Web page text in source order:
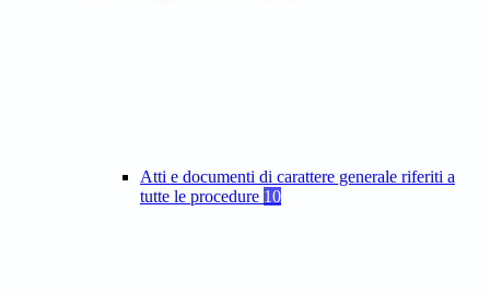
Atti e documenti di carattere generale riferiti a
tutte le procedure 10